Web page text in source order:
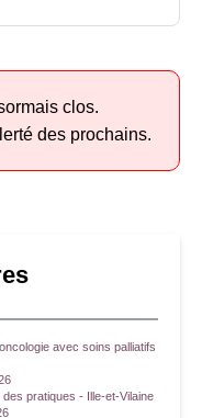
clos.
des prochains.
avec soins palliatifs
pratiques - Ille-et-Vilaine